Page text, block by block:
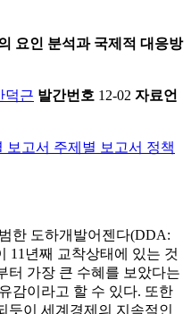
요인 분석과 국제적 대응방
덕근 발간번호 12-02 자료언
보고서 주제별 보고서 정책
한 도하개발어젠다(DDA:
11년째 교착상태에 있는 것
터 가장 큰 수혜를 보았다는
감이라고 할 수 있다. 또한
듯이 세계경제의 지속적인